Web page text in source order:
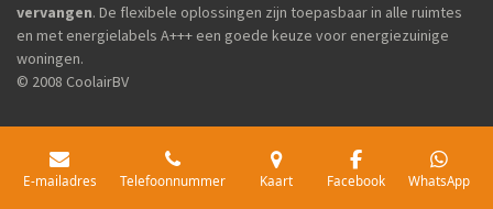
vervangen. De flexibele oplossingen zijn toepasbaar in alle ruimtes
en met energielabels A+++ een goede keuze voor energiezuinige
woningen.
© 2008 CoolairBV
E-mailadres Telefoonnummer Kaart Facebook WhatsApp